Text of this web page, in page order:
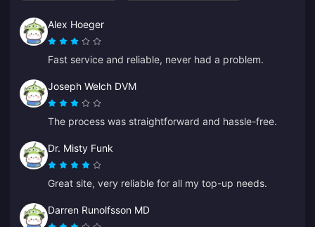
Alex Hoeger
Fast service and reliable, never had a problem.
Joseph Welch DVM
The process was straightforward and hassle-free.
Dr. Misty Funk
Great site, very reliable for all my top-up needs.
Darren Runolfsson MD